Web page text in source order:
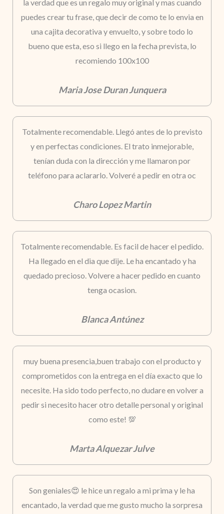
la verdad que es un regalo muy original y mas cuando
puedes crear tu frase, que decir de como te lo envia en
una cajita decorativa y envuelto, y sobre todo lo
bueno que esta, eso si llego en la fecha prevista, lo
recomiendo 100x100
Maria Jose Duran Junquera
Totalmente recomendable. Llegó antes de lo previsto
y en perfectas condiciones. El trato inmejorable,
tenían duda con la dirección y me llamaron por
teléfono para aclararlo. Volveré a pedir en otra oc
Charo Lopez Martin
Totalmente recomendable. Es facil de hacer el pedido.
Ha llegado en el dia que dije. Le ha encantado y ha
quedado precioso. Volvere a hacer pedido en cuanto
tenga ocasion.
Blanca Antúnez
muy buena presencia,buen trabajo con el producto y
comprometidos con la entrega en el día exacto que lo
necesite. Ha sido todo perfecto, no dudare en volver a
pedir si necesito hacer otro detalle personal y original
como este! 💯
Marta Alquezar Julve
Son geniales😍 le hice un regalo a mi prima y le ha
encantado, la verdad que me gusto mucho la sorpresa